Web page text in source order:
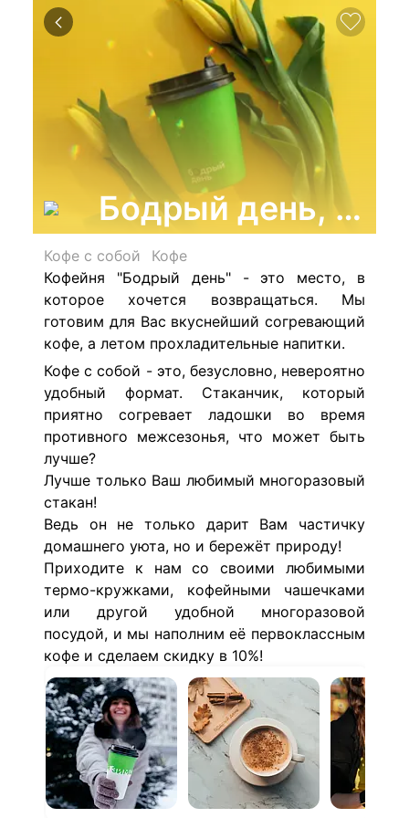
Бодрый день,
Кофе с собой
Кофе
Кофейня "Бодрый день" - это место, в
которое хочется возвращаться. Мы
готовим для Вас вкуснейший согревающий
кофе, а летом прохладительные напитки.
Кофе с собой - это, безусловно, невероятно
удобный формат. Стаканчик, который
приятно согревает ладошки во время
противного межсезонья, что может быть
лучше?
Лучше только Ваш любимый многоразовый
стакан!
Ведь он не только дарит Вам частичку
домашнего уюта, но и бережёт природу!
Приходите к нам со своими любимыми
термо-кружками, кофейными чашечками
или другой удобной многоразовой
посудой, и мы наполним её первоклассным
кофе и сделаем скидку в 10%!